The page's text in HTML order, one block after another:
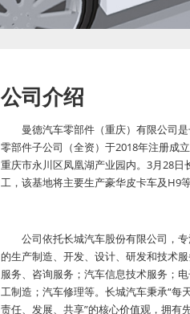
公司介绍
曼德汽车零部件（重庆）有限公司
零部件子公司（全资）于2018年注册成
重庆市永川区凤凰湖产业园内。3月28
工，该基地将主要生产豪华皮卡车及H9等
公司依托长城汽车股份有限公司，
的生产制造、开发、设计、研发和技术
服务、咨询服务；汽车信息技术服务；
工制造；汽车修理等。长城汽车秉承“每
责任、发展、共享”的核心价值观，拥有